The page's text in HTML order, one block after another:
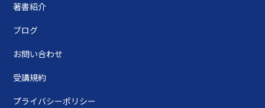
著書紹介
ブログ
お問い合わせ
受講規約
プライバシーポリシー